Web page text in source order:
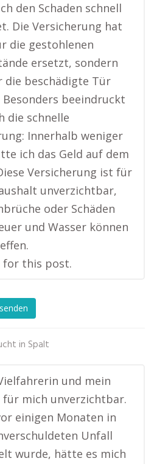
den Schaden schnell
Die Versicherung hat
die gestohlenen
ersetzt, sondern
die beschädigte Tür
Besonders beeindruckt
die schnelle
Innerhalb weniger
ich das Geld auf dem
Versicherung ist für
unverzichtbar,
oder Schäden
und Wasser können
for this post.
in Spalt
und mein
mich unverzichtbar.
einigen Monaten in
Unfall
wurde, hätte es mich